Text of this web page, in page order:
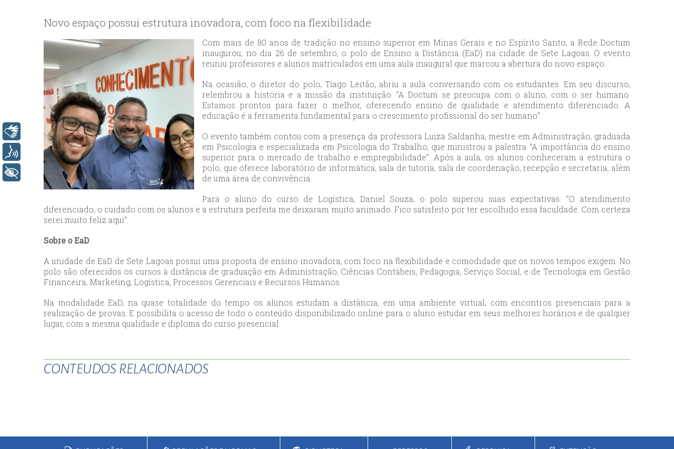
avcılar
escort
bagcılar
escort
beylikduzu
escort
bahcesehir
escort
umraniye
escort
atasehirescort
sisli
escort
esenyurt
escort
escort
Novo espaço possui estrutura inovadora, com foco na flexibilidade
Com mais de 80 anos de tradição no ensino superior em Minas Gerais e no Espírito Santo, a Rede Doctum
inaugurou, no dia 26 de setembro, o polo de Ensino a Distância (EaD) na cidade de Sete Lagoas. O evento
reuniu professores e alunos matriculados em uma aula inaugural que marcou a abertura do novo espaço.
Na ocasião, o diretor do polo, Tiago Leitão, abriu a aula conversando com os estudantes. Em seu discurso,
relembrou a história e a missão da instituição. “A Doctum se preocupa com o aluno, com o ser humano.
Estamos prontos para fazer o melhor, oferecendo ensino de qualidade e atendimento diferenciado. A
educação é a ferramenta fundamental para o crescimento profissional do ser humano”.
O evento também contou com a presença da professora Luiza Saldanha, mestre em Administração, graduada
em Psicologia e especializada em Psicologia do Trabalho, que ministrou a palestra “A importância do ensino
superior para o mercado de trabalho e empregabilidade”. Após a aula, os alunos conheceram a estrutura o
polo, que oferece laboratório de informática, sala de tutoria, sala de coordenação, recepção e secretaria, além
de uma área de convivência.
Para o aluno do curso de Logística, Daniel Souza, o polo superou suas expectativas. “O atendimento
diferenciado, o cuidado com os alunos e a estrutura perfeita me deixaram muito animado. Fico satisfeito por ter escolhido essa faculdade. Com certeza
serei muito feliz aqui”.
Sobre o EaD
A unidade de EaD de Sete Lagoas possui uma proposta de ensino inovadora, com foco na flexibilidade e comodidade que os novos tempos exigem. No
polo são oferecidos os cursos à distância de graduação em Administração, Ciências Contábeis, Pedagogia, Serviço Social, e de Tecnologia em Gestão
Financeira, Marketing, Logística, Processos Gerenciais e Recursos Humanos.
Na modalidade EaD, na quase totalidade do tempo os alunos estudam a distância, em uma ambiente virtual, com encontros presenciais para a
realização de provas. E possibilita o acesso de todo o conteúdo disponibilizado online para o aluno estudar em seus melhores horários e de qualquer
lugar, com a mesma qualidade e diploma do curso presencial.
CONTEUDOS RELACIONADOS
Libras
+ Acessibilidade